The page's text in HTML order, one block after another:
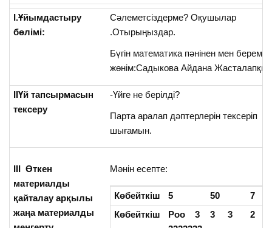
I.Ұйымдастыру
бөлімі:
Сәлеметсіздерме? Оқушылар
.Отырыңыздар.
Бүгін математика пәнінен мен
жөнім:Садыкова Айдана
IIҮй тапсырмасын
тексеру
-Үйге не берілді?
Парта аралап дәптерлерін тексеріп
шығамын.
III Өткен
материалды
қайталау арқылы
жаңа материалды
Мәнін есепте:
Көбейткіш 5 50 7
Көбейткіш
Роо 3
3 3 2